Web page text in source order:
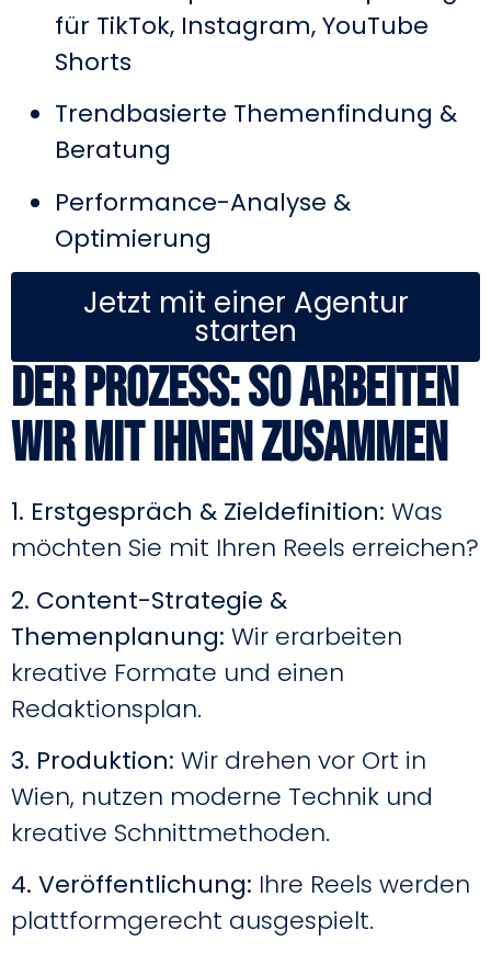
für TikTok, Instagram, YouTube
Shorts
Trendbasierte Themenfindung &
Beratung
Performance-Analyse &
Optimierung
Jetzt mit einer Agentur
starten
Der Prozess: So arbeiten
wir mit Ihnen zusammen
1. Erstgespräch & Zieldefinition: Was
möchten Sie mit Ihren Reels erreichen?
2. Content-Strategie &
Themenplanung: Wir erarbeiten
kreative Formate und einen
Redaktionsplan.
3. Produktion: Wir drehen vor Ort in
Wien, nutzen moderne Technik und
kreative Schnittmethoden.
4. Veröffentlichung: Ihre Reels werden
plattformgerecht ausgespielt.